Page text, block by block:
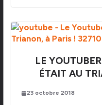
LE
ÉTAIT AU
23 octobre 2018